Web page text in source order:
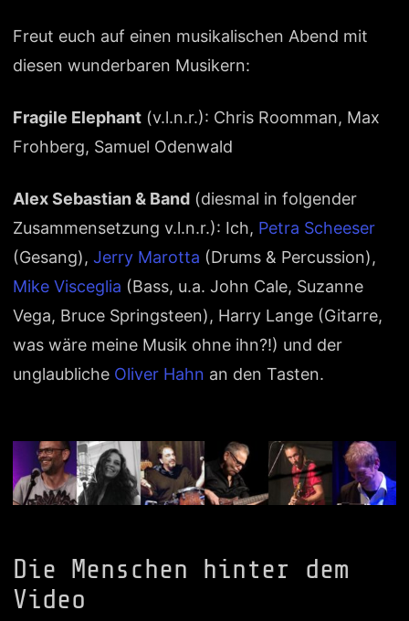
Freut euch auf einen musikalischen Abend mit
diesen wunderbaren Musikern:
Fragile Elephant (v.l.n.r.): Chris Roomman, Max
Frohberg, Samuel Odenwald
Alex Sebastian & Band (diesmal in folgender
Zusammensetzung v.l.n.r.): Ich, Petra Scheeser
(Gesang),Jerry Marotta (Drums & Percussion),
Mike Visceglia (Bass, u.a. John Cale, Suzanne
Vega, Bruce Springsteen), Harry Lange (Gitarre,
was wäre meine Musik ohne ihn?!) und der
unglaubliche Oliver Hahn an den Tasten.
Die Menschen hinter dem
Video